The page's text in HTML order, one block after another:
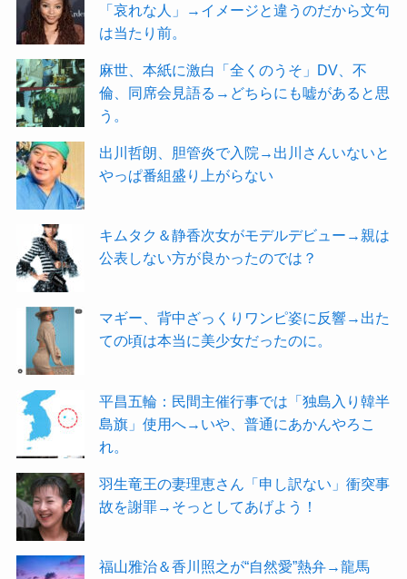
「哀れな人」→イメージと違うのだから文句
は当たり前。
麻世、本紙に激白「全くのうそ」DV、不
倫、同席会見語る→どちらにも嘘があると思
う。
出川哲朗、胆管炎で入院→出川さんいないと
やっぱ番組盛り上がらない
キムタク＆静香次女がモデルデビュー→親は
公表しない方が良かったのでは？
マギー、背中ざっくりワンピ姿に反響→出た
ての頃は本当に美少女だったのに。
平昌五輪：民間主催行事では「独島入り韓半
島旗」使用へ→いや、普通にあかんやろこ
れ。
羽生竜王の妻理恵さん「申し訳ない」衝突事
故を謝罪→そっとしてあげよう！
福山雅治＆香川照之が“自然愛”熱弁→龍馬